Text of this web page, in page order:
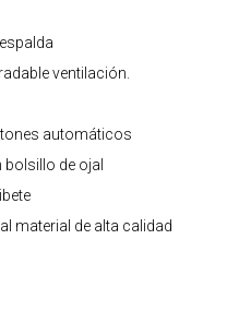
ventilación.
automáticos
de ojal
material de alta calidad